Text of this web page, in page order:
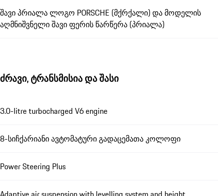
შავი პრიალა ლოგო PORSCHE (მქრქალი) და მოდელის
აღმნიშვნელი შავი ფერის წარწერა (პრიალა)
ძრავი, ტრანსმისია და შასი
3.0-litre turbocharged V6 engine
8-სიჩქარიანი ავტომატური გადაცემათა კოლოფი
Power Steering Plus